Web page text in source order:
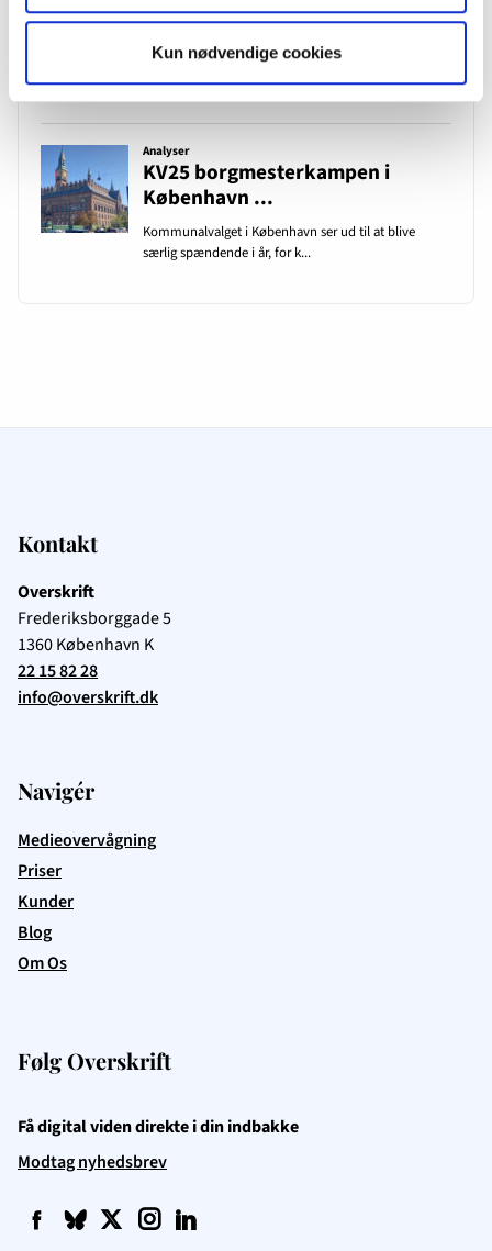
Kun nødvendige cookies
Kontakt
Overskrift
Frederiksborggade 5
1360København K
22 15 82 28
info@overskrift.dk
Navigér
Medieovervågning
Priser
Kunder
Blog
Om Os
Følg Overskrift
Få digital viden direkte i din indbakke
Modtag nyhedsbrev
f q t i l